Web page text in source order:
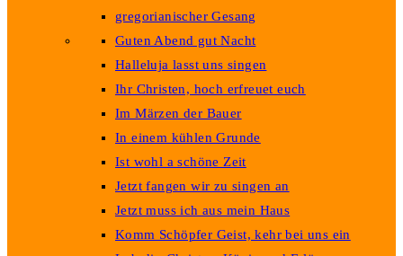
gregorianischer Gesang
Guten Abend gut Nacht
Halleluja lasst uns singen
Ihr Christen, hoch erfreuet euch
Im Märzen der Bauer
In einem kühlen Grunde
Ist wohl a schöne Zeit
Jetzt fangen wir zu singen an
Jetzt muss ich aus mein Haus
Komm Schöpfer Geist, kehr bei uns ein